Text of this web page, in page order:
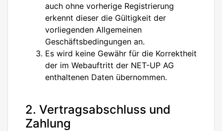
auch ohne vorherige Registrierung
erkennt dieser die Gültigkeit der
vorliegenden Allgemeinen
Geschäftsbedingungen an.
Es wird keine Gewähr für die Korrektheit
der im Webauftritt der NET-UP AG
enthaltenen Daten übernommen.
2. Vertragsabschluss und
Zahlung